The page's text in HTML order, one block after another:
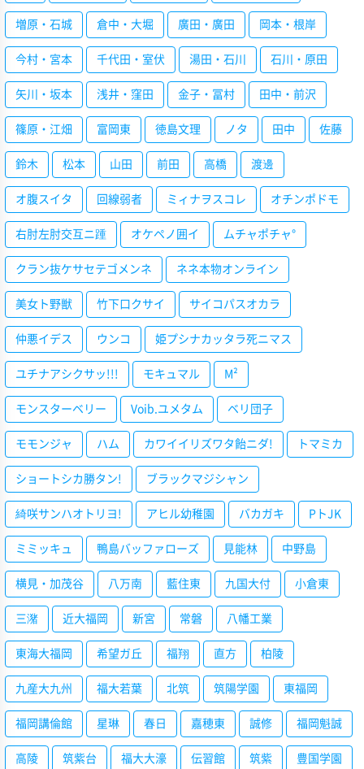
増原・石城 倉中・大堀 廣田・廣田 岡本・根岸
今村・宮本 千代田・室伏 湯田・石川 石川・原田
矢川・坂本 浅井・窪田 金子・冨村 田中・前沢
篠原・江畑 富岡東 徳島文理 ノタ 田中 佐藤
鈴木 松本 山田 前田 高橋 渡邊
オ腹スイタ 回線弱者 ミィナヲスコレ オチンポドモ
右肘左肘交互ニ踵 オケペノ囲イ ムチャポチャ°
クラン抜ケサセテゴメンネ ネネ本物オンライン
美女ト野獣 竹下口クサイ サイコパスオカラ
仲悪イデス ウンコ 姫プシナカッタラ死ニマス
ユチナアシクサッ!!! モキュマル M²
モンスターベリー Voib.ユメタム ベリ団子
モモンジャ ハム カワイイリズワタ飴ニダ! トマミカ
ショートシカ勝タン! ブラックマジシャン
綺咲サンハオトリヨ! アヒル幼稚園 バカガキ PトJK
ミミッキュ 鴨島バッファローズ 見能林 中野島
横見・加茂谷 八万南 藍住東 九国大付 小倉東
三潴 近大福岡 新宮 常磐 八幡工業
東海大福岡 希望ガ丘 福翔 直方 柏陵
九産大九州 福大若葉 北筑 筑陽学園 東福岡
福岡講倫館 星琳 春日 嘉穂東 誠修 福岡魁誠
高陵 筑紫台 福大大濠 伝習館 筑紫 豊国学園